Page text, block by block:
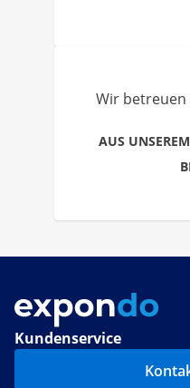
Wir
AUS
Kundenservice